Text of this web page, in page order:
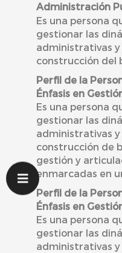
Administración
Es una persona
gestionar las
administrativas y
construcción del
Perfil de la
Énfasis en
Es una persona
gestionar las
administrativas y
construcción de
gestión y
enmarcadas en
Perfil de la
Énfasis en
Es una persona
gestionar las
administrativas y